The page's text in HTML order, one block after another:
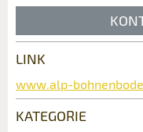
* Eingabe
Kontakt
Verfassen Sie
LINK
www.alp-
KATEGORIE